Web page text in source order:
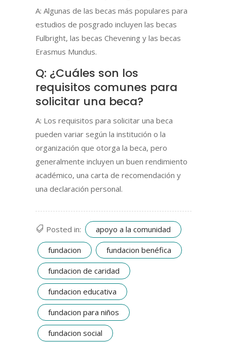
A: Algunas de las becas más populares para
estudios de posgrado incluyen las becas
Fulbright, las becas Chevening y las becas
Erasmus Mundus.
Q: ¿Cuáles son los
requisitos comunes para
solicitar una beca?
A: Los requisitos para solicitar una beca
pueden variar según la institución o la
organización que otorga la beca, pero
generalmente incluyen un buen rendimiento
académico, una carta de recomendación y
una declaración personal.
Posted in: apoyo a la comunidad
fundacion fundacion benéfica
fundacion de caridad
fundacion educativa
fundacion para niños
fundacion social